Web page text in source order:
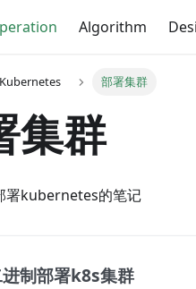
Algorithm
Kubernetes 部署集群
集群
署kubernetes的笔记
制部署k8s集群